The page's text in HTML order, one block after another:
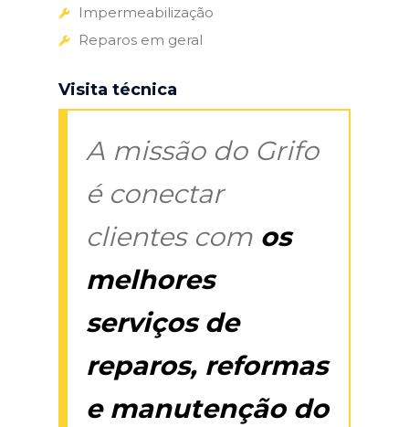
Impermeabilização
Reparos em geral
Visita técnica
A missão do Grifo
é conectar
clientes com os
melhores
serviços de
reparos, reformas
e manutenção do